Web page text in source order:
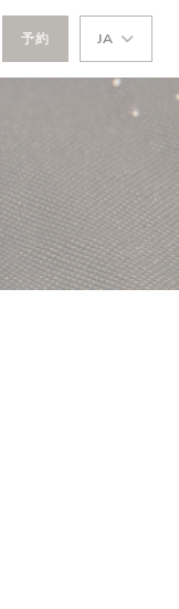
予約 JA